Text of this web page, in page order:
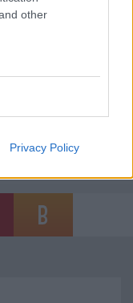
other
Privacy Policy
VIII. ker.,